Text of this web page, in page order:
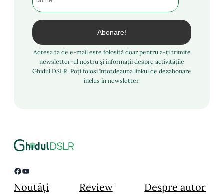
Adresa ta de e-mail este folosită doar pentru a-ți trimite
newsletter-ul nostru și informații despre activitățile
Ghidul DSLR. Poți folosi întotdeauna linkul de dezabonare
inclus în newsletter.
Facebook YouTube
Noutăți
Review
Despre autor